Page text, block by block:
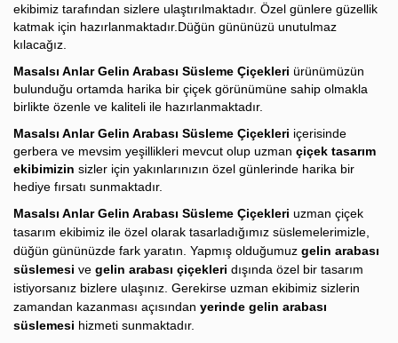
ekibimiz tarafından sizlere ulaştırılmaktadır. Özel günlere güzellik
katmak için hazırlanmaktadır.Düğün gününüzü unutulmaz
kılacağız.
Masalsı Anlar Gelin Arabası Süsleme Çiçekleri ürünümüzün
bulunduğu ortamda harika bir çiçek görünümüne sahip olmakla
birlikte özenle ve kaliteli ile hazırlanmaktadır.
Masalsı Anlar Gelin Arabası Süsleme Çiçekleri içerisinde
gerbera ve mevsim yeşillikleri mevcut olup uzman çiçek tasarım
ekibimizin sizler için yakınlarınızın özel günlerinde harika bir
hediye fırsatı sunmaktadır.
Masalsı Anlar Gelin Arabası Süsleme Çiçekleri uzman çiçek
tasarım ekibimiz ile özel olarak tasarladığımız süslemelerimizle,
düğün gününüzde fark yaratın. Yapmış olduğumuz gelin arabası
süslemesi ve gelin arabası çiçekleri dışında özel bir tasarım
istiyorsanız bizlere ulaşınız. Gerekirse uzman ekibimiz sizlerin
zamandan kazanması açısından yerinde gelin arabası
süslemesi hizmeti sunmaktadır.